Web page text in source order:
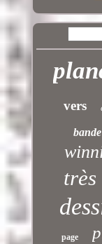
vers
bande
très
page